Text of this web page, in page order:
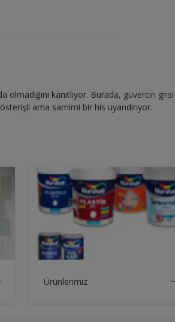
kanıtlıyor. Burada, güvercin
ama samimi bir his uyandırıyor.
Ürünlerimiz